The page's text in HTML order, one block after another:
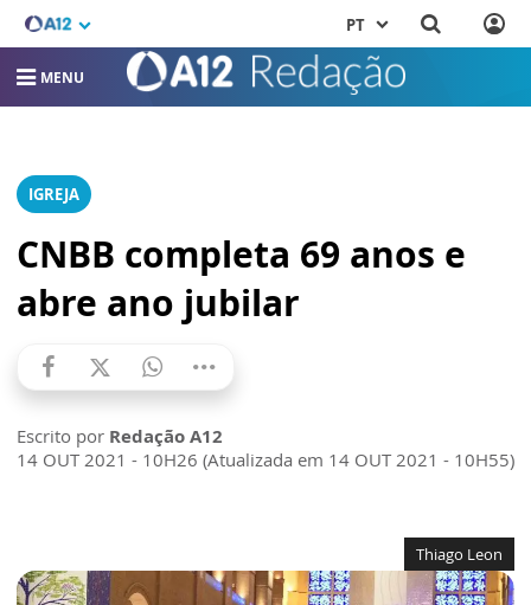
PT
MENU
IGREJA
CNBB completa 69 anos e
abre ano jubilar
Escrito por Redação A12
14 OUT 2021 - 10H26 (Atualizada em 14 OUT 2021 - 10H55)
Thiago Leon